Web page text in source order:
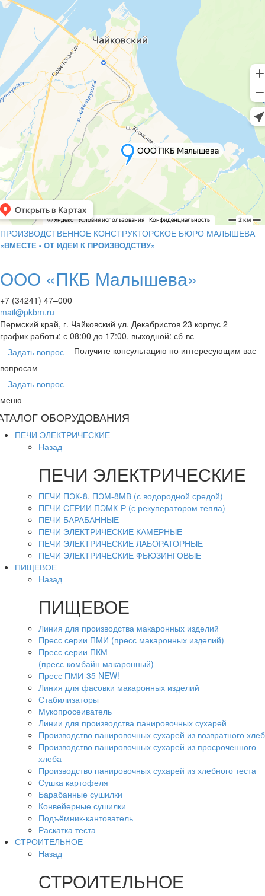
ПРОИЗВОДСТВЕННОЕ КОНСТРУКТОРСКОЕ БЮРО МАЛЫШЕВА
«ВМЕСТЕ - ОТ ИДЕИ К ПРОИЗВОДСТВУ»
ООО «ПКБ Малышева»
+7 (34241) 47–000
mail@pkbm.ru
Пермский край, г. Чайковский ул. Декабристов 23 корпус 2
график работы: с 08:00 до 17:00, выходной: сб-вс
Задать вопрос
Получите консультацию по интересующим вас
вопросам
Задать вопрос
меню
ОБОРУДОВАНИЯ
ПЕЧИ ЭЛЕКТРИЧЕСКИЕ
Назад
ПЕЧИ ЭЛЕКТРИЧЕСКИЕ
ПЕЧИ ПЭК-8, ПЭМ-8МВ (с водородной средой)
ПЕЧИ СЕРИИ ПЭМК-Р (с рекуператором тепла)
ПЕЧИ БАРАБАННЫЕ
ПЕЧИ ЭЛЕКТРИЧЕСКИЕ КАМЕРНЫЕ
ПЕЧИ ЭЛЕКТРИЧЕСКИЕ ЛАБОРАТОРНЫЕ
ПЕЧИ ЭЛЕКТРИЧЕСКИЕ ФЬЮЗИНГОВЫЕ
ПИЩЕВОЕ
Назад
ПИЩЕВОЕ
Линия для производства макаронных изделий
Пресс серии ПМИ (пресс макаронных изделий)
Пресс серии ПКМ
(пресс-комбайн макаронный)
Пресс ПМИ-35 NEW!
Линия для фасовки макаронных изделий
Стабилизаторы
Мукопросеиватель
Линии для производства панировочных сухарей
Производство панировочных сухарей из возвратного
Производство панировочных сухарей из просроченного
хлеба
Производство панировочных сухарей из хлебного теста
Сушка картофеля
Барабанные сушилки
Конвейерные сушилки
Подъёмник-кантователь
Раскатка теста
СТРОИТЕЛЬНОЕ
Назад
СТРОИТЕЛЬНОЕ